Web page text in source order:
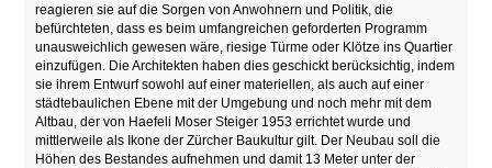
reagieren sie auf die Sorgen von Anwohnern und Politik, die
befürchteten, dass es beim umfangreichen geforderten Programm
unausweichlich gewesen wäre, riesige Türme oder Klötze ins Quartier
einzufügen. Die Architekten haben dies geschickt berücksichtig, indem
sie ihrem Entwurf sowohl auf einer materiellen, als auch auf einer
städtebaulichen Ebene mit der Umgebung und noch mehr mit dem
Altbau, der von Haefeli Moser Steiger 1953 errichtet wurde und
mittlerweile als Ikone der Zürcher Baukultur gilt. Der Neubau soll die
Höhen des Bestandes aufnehmen und damit 13 Meter unter der